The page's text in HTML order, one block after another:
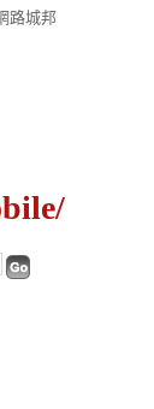
路城邦